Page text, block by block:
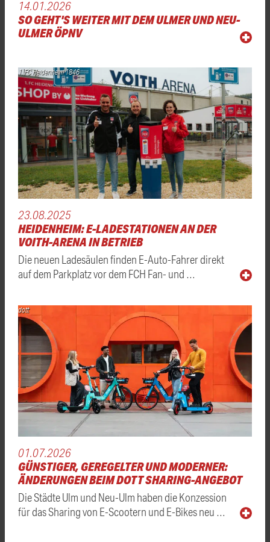
14.01.2026
SO GEHT'S WEITER MIT DEM ULMER UND NEU-
ULMER ÖPNV
1. FC Heidenheim 1846
23.08.2025
HEIDENHEIM: E-LADESTATIONEN AN DER
VOITH-ARENA IN BETRIEB
Die neuen Ladesäulen finden E-Auto-Fahrer direkt
auf dem Parkplatz vor dem FCH Fan- und …
dott
01.07.2026
GÜNSTIGER, GEREGELTER UND MODERNER:
ÄNDERUNGEN BEIM DOTT SHARING-ANGEBOT
Die Städte Ulm und Neu-Ulm haben die Konzession
für das Sharing von E-Scootern und E-Bikes neu …